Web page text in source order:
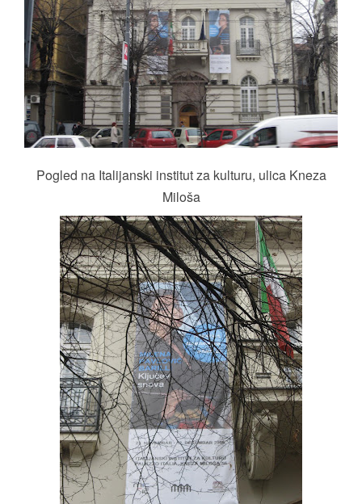
Pogled na Italijanski institut za kulturu, ulica Kneza
Miloša